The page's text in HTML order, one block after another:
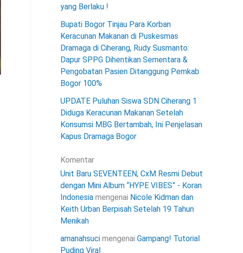
yang Berlaku !
Bupati Bogor Tinjau Para Korban
Keracunan Makanan di Puskesmas
Dramaga di Ciherang, Rudy Susmanto:
Dapur SPPG Dihentikan Sementara &
Pengobatan Pasien Ditanggung Pemkab
Bogor 100%
UPDATE Puluhan Siswa SDN Ciherang 1
Diduga Keracunan Makanan Setelah
Konsumsi MBG Bertambah, Ini Penjelasan
Kapus Dramaga Bogor
Komentar
Unit Baru SEVENTEEN, CxM Resmi Debut
dengan Mini Album “HYPE VIBES” - Koran
Indonesia mengenai Nicole Kidman dan
Keith Urban Berpisah Setelah 19 Tahun
Menikah
amanahsuci mengenai Gampang! Tutorial
Puding Viral